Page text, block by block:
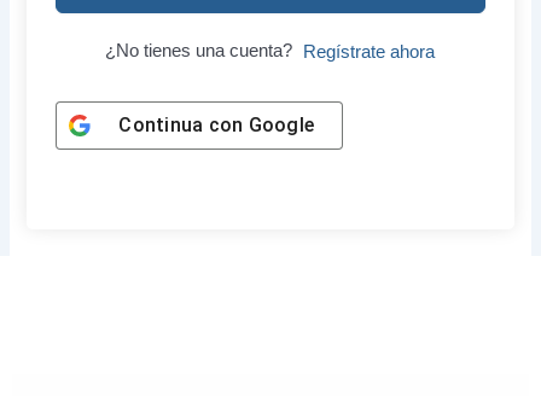
¿No tienes una cuenta? Regístrate ahora
Continua con Google